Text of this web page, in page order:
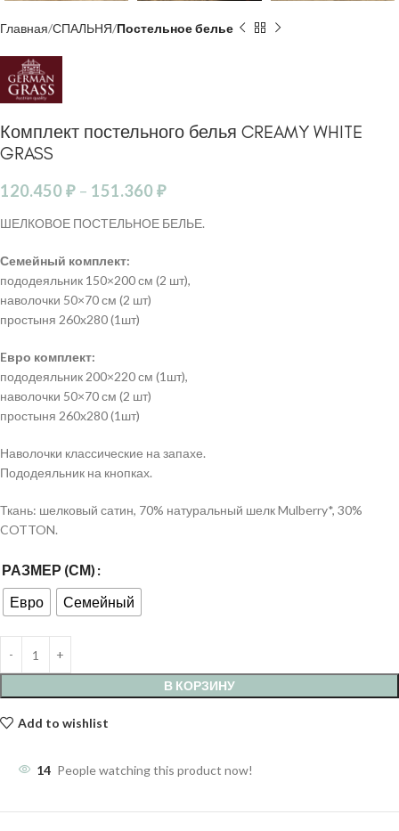
Главная СПАЛЬНЯ Постельное белье
Комплект постельного белья CREAMY WHITE
GRASS
120.450₽ – 151.360₽
ШЕЛКОВОЕ ПОСТЕЛЬНОЕ БЕЛЬЕ.
Семейный комплект:
пододеяльник 150×200 см (2 шт),
наволочки 50×70 см (2 шт)
простыня 260х280 (1шт)
Eвро комплект:
пододеяльник 200×220 см (1шт),
наволочки 50×70 см (2 шт)
простыня 260х280 (1шт)
Наволочки классические на запахе.
Пододеяльник на кнопках.
Ткань: шелковый сатин, 70% натуральный шелк Mulberry*, 30%
COTTON.
РАЗМЕР (СМ)
Евро
Семейный
В КОРЗИНУ
Add to wishlist
14 People watching this product now!